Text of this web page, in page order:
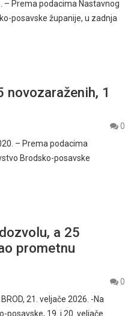
– Prema podacima Nastavnog
posavske županije, u zadnja
novozaraženih, 1
0
– Prema podacima
Brodsko-posavske
a 25
prometnu
0
21. veljače 2026. -Na
posavske, 19. i 20. veljače